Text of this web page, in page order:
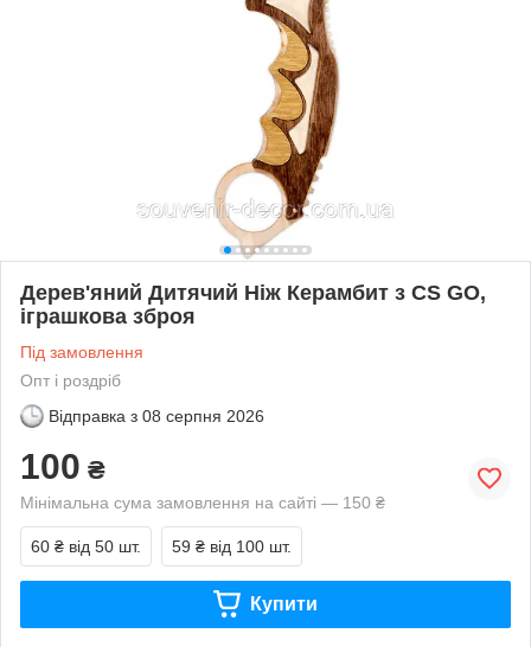
Дерев'яний Дитячий Ніж Керамбит з CS GO,
іграшкова зброя
Під замовлення
Опт і роздріб
Відправка з 08 серпня 2026
100 ₴
Мінімальна сума замовлення на сайті — 150 ₴
60 ₴ від 50 шт. 59 ₴ від 100 шт.
Купити